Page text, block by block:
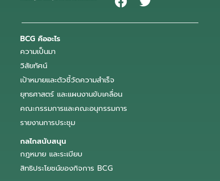
BCG คืออะไร
ความเป็นมา
วิสัยทัศน์
เป้าหมายและตัวชี้วัดความสำเร็จ
ยุทธศาสตร์ และแผนงานขับเคลื่อน
คณะกรรมการและคณะอนุกรรมการ
รายงานการประชุม
กลไกสนับสนุน
กฎหมาย และระเบียบ
สิทธิประโยชน์ของกิจการ BCG